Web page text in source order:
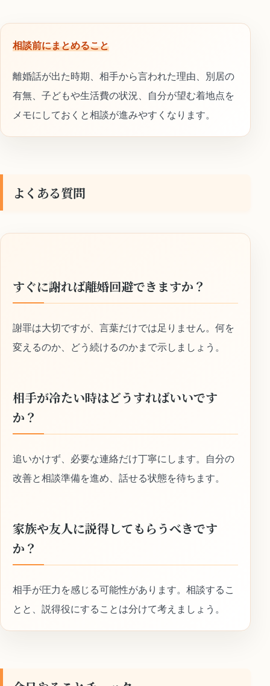
相談前にまとめること
離婚話が出た時期、相手から言われた理由、別居の
有無、子どもや生活費の状況、自分が望む着地点を
メモにしておくと相談が進みやすくなります。
よくある質問
すぐに謝れば離婚回避できますか？
謝罪は大切ですが、言葉だけでは足りません。何を
変えるのか、どう続けるのかまで示しましょう。
相手が冷たい時はどうすればいいです
か？
追いかけず、必要な連絡だけ丁寧にします。自分の
改善と相談準備を進め、話せる状態を待ちます。
家族や友人に説得してもらうべきです
か？
相手が圧力を感じる可能性があります。相談するこ
とと、説得役にすることは分けて考えましょう。